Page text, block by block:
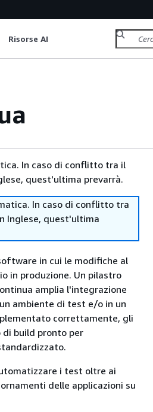
Risorse AI
In caso di conflitto tra il
quest'ultima prevarrà.
In caso di conflitto tra
Inglese, quest'ultima
in cui le modifiche al
in produzione. Un pilastro
amplia l'integrazione
ambiente di test e/o in un
correttamente, gli
build pronto per
i test oltre ai
delle applicazioni su